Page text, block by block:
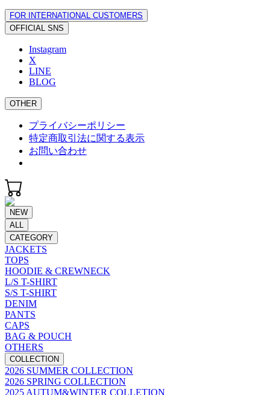
FOR INTERNATIONAL CUSTOMERS
OFFICIAL SNS
Instagram
X
LINE
BLOG
OTHER
プライバシーポリシー
特定商取引法に関する表示
お問い合わせ
NEW
ALL
CATEGORY
JACKETS
TOPS
HOODIE & CREWNECK
L/S T-SHIRT
S/S T-SHIRT
DENIM
PANTS
CAPS
BAG & POUCH
OTHERS
COLLECTION
2026 SUMMER COLLECTION
2026 SPRING COLLECTION
2025 AUTUM&WINTER COLLETION